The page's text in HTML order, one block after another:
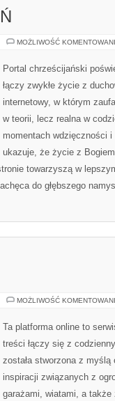
MOŻLIWOŚĆ
Portal chrześcijański
łączy zwykłe życie z
internetowy, w którym
w teorii, lecz realna w
momentach wdzięczności
ukazuje, że życie z
towarzyszą w
do głębszego
MOŻLIWOŚĆ
Ta platforma online to
treści łączy się z
została stworzona z
inspiracji związanych z
garażami, wiatami, a